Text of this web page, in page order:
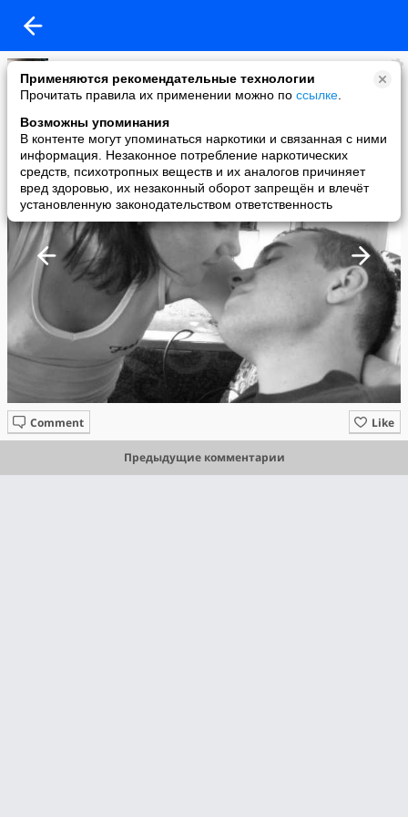
Применяются рекомендательные технологии
Прочитать правила их применении можно по ссылке
Возможны упоминания
В контенте могут упоминаться наркотики и связанная с ними
информация. Незаконное потребление наркотических
средств, психотропных веществ и их аналогов причиняет
вред здоровью, их незаконный оборот запрещён и влечёт
установленную законодательством ответственность
Наталья
added a photo
17 Sep в 23:29
Like
Comment
Предыдущие комментарии